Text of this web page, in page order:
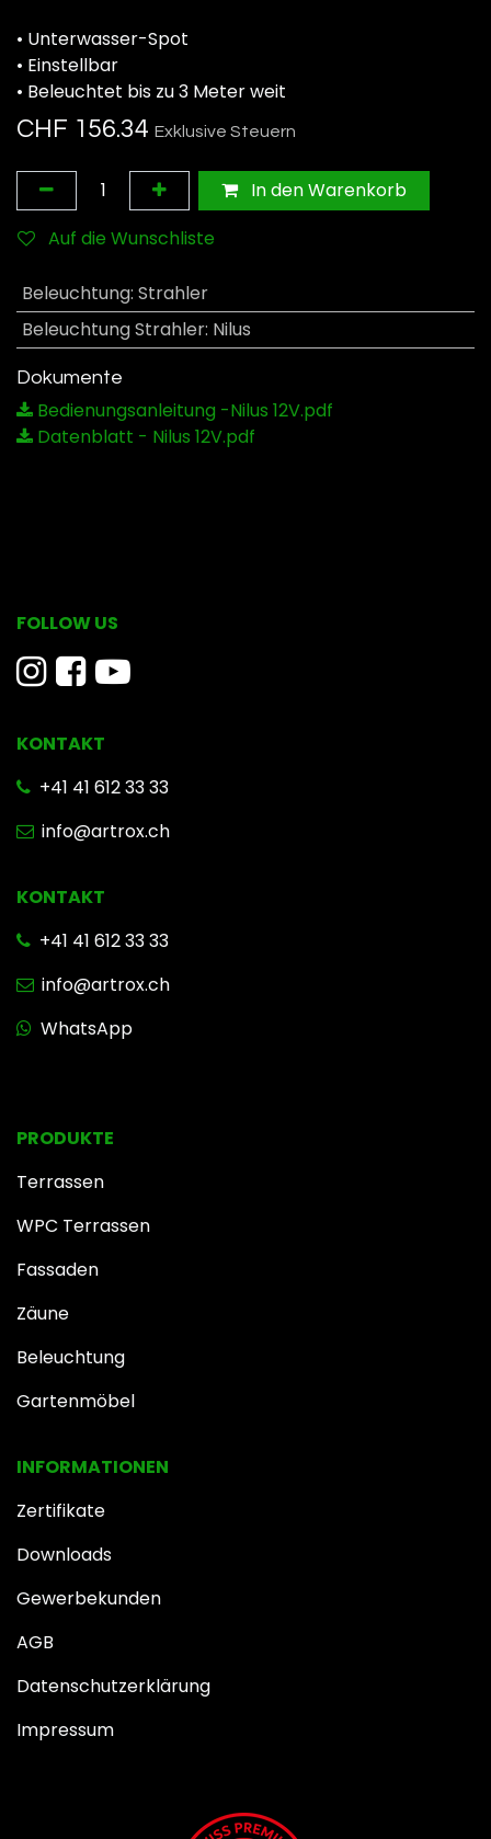
• Unterwasser-Spot
• Einstellbar
• Beleuchtet bis zu 3 Meter weit
CHF 156.34 Exklusive Steuern
In den Warenkorb
Auf die Wunschliste
Beleuchtung: Strahler
Beleuchtung Strahler: Nilus
Dokumente
Bedienungsanleitung -Nilus 12V.pdf
Datenblatt - Nilus 12V.pdf
FOLLOW US
KONTAKT
​ +41 41 612 33 33
info@artrox.ch
KONTAKT
+41 41 612 33 33
info@artrox.ch
WhatsApp
INFOR​MATIONEN
Zertifikate
Downloads
Gewerbekunden
AGB
Datenschutzerklärung
Impressum
PRODUKTE
Terrassen
WPC Terrassen
Fassaden
Zäune
Beleuchtung
Gartenmöbel